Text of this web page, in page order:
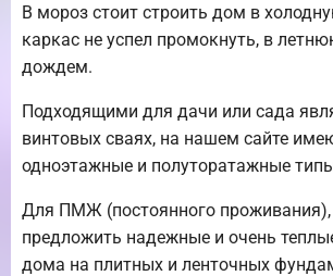
В мороз стоит строить дом в
каркас не успел промокнуть, в
дождем.
Подходящими для дачи или сада
винтовых сваях, на нашем сайте
одноэтажные и полуторатажные
Для ПМЖ (постоянного проживания),
предложить надежные и очень
дома на плитных и ленточных